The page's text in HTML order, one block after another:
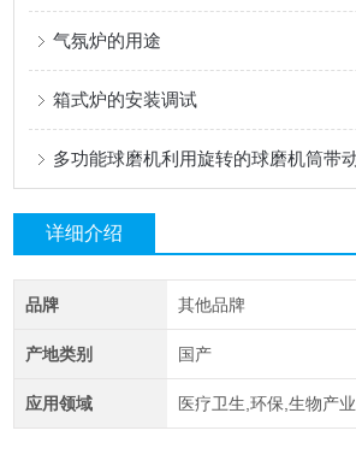
气氛炉的用途
箱式炉的安装调试
详细介绍
品牌 其他品牌
产地类别 国产
应用领域 医疗卫生,环保,生物产业